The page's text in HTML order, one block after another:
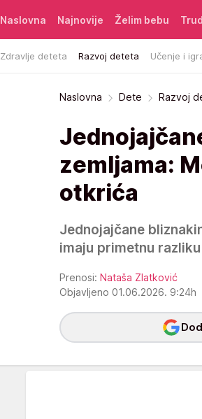
Naslovna Najnovije Želim bebu
Zdravlje deteta Razvoj deteta Učenje i
Naslovna Dete Razvoj
zemljama:
otkrića
Jednojajčane
imaju primetnu
Prenosi: Nataša Zlatković
Objavljeno 01.06.2026. 9:24h